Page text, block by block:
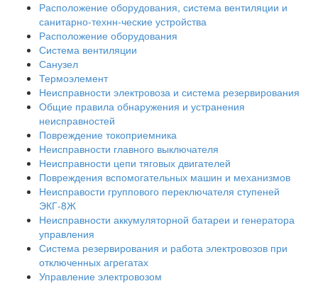
Расположение оборудования, система вентиляции и
санитарно-технн-ческие устройства
Расположение оборудования
Система вентиляции
Санузел
Термоэлемент
Неисправности электровоза и система резервирования
Общие правила обнаружения и устранения
неисправностей
Повреждение токоприемника
Неисправности главного выключателя
Неисправности цепи тяговых двигателей
Повреждения вспомогательных машин и механизмов
Неисправости группового переключателя ступеней
ЭКГ-8Ж
Неисправности аккумуляторной батареи и генератора
управления
Система резервирования и работа электровозов при
отключенных агрегатах
Управление электровозом